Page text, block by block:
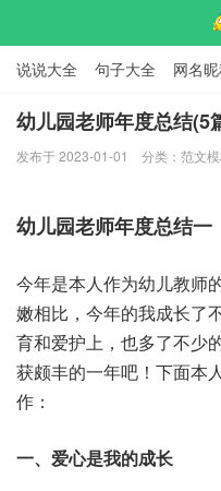
说说大全 句子大全 网名
标语口号 签名大全
幼儿园老师年度总结(5
发布于 2023-01-01 分类： 范文
幼儿园老师年度总结一
今年是本人作为幼儿教师
嫩相比，今年的我成长了
育和爱护上，也多了不少
获颇丰的一年吧！下面本
作：
一、爱心是我的成长